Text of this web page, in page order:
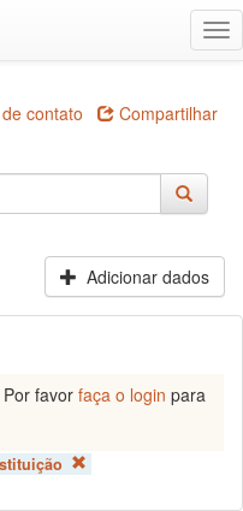
contato Compartilhar
Adicionar dados
favor faça o login para